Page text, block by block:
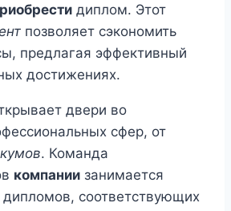
диплом. Этот
позволяет сэкономить
предлагая эффективный
достижениях.
двери во
сфер, от
. Команда
компании занимается
дипломов, соответствующих